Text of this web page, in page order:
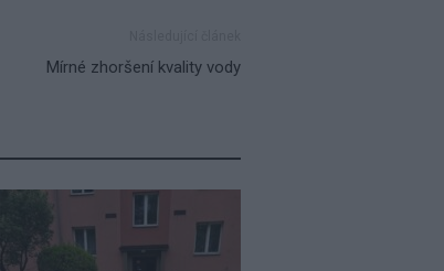
Mírné zhoršení kvality vody